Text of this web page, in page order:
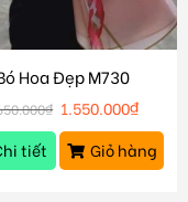
Hoa Đẹp M730
₫ 1.550.000₫
tiết
Giỏ hàng